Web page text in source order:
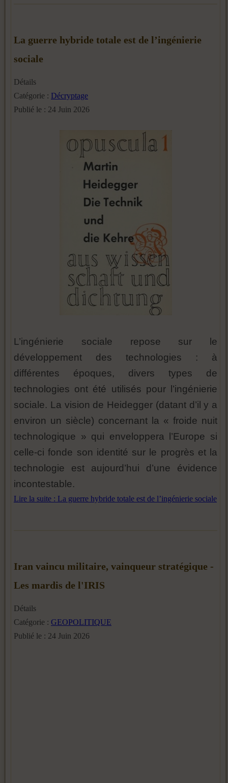
La guerre hybride totale est de l’ingénierie
sociale
Détails
Catégorie : Décryptage
Publié le : 24 Juin 2026
L’ingénierie sociale repose sur le
développement des technologies : à
différentes époques, divers types de
technologies ont été utilisés pour l’ingénierie
sociale. La vision de Heidegger (datant d’il y a
environ un siècle) concernant la « froide nuit
technologique » qui enveloppera l’Europe si
celle-ci fonde son identité sur le progrès et la
technologie est aujourd’hui d’une évidence
incontestable.
Lire la suite : La guerre hybride totale est de l’ingénierie sociale
Iran vaincu militaire, vainqueur stratégique -
Les mardis de l'IRIS
Détails
Catégorie : GEOPOLITIQUE
Publié le : 24 Juin 2026